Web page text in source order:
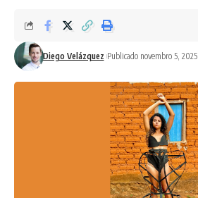
Diego Velázquez Publicado novembro 5, 2025